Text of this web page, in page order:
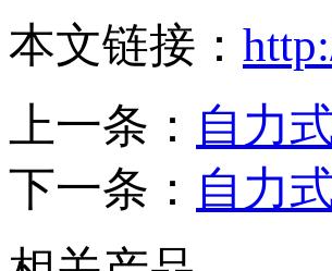
本文链接：
上一条： 自力
下一条： 自力